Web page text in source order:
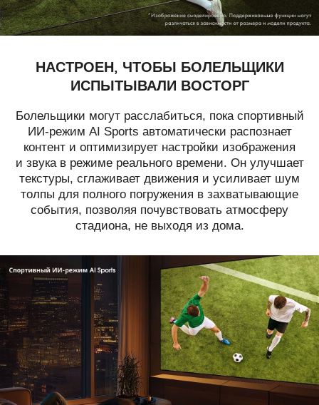
НАСТРОЕН, ЧТОБЫ БОЛЕЛЬЩИКИ
ИСПЫТЫВАЛИ ВОСТОРГ
Болельщики могут расслабиться, пока спортивный
ИИ-режим AI Sports автоматически распознает
контент и оптимизирует настройки изображения
и звука в режиме реального времени. Он улучшает
текстуры, сглаживает движения и усиливает шум
толпы для полного погружения в захватывающие
события, позволяя почувствовать атмосферу
стадиона, не выходя из дома.